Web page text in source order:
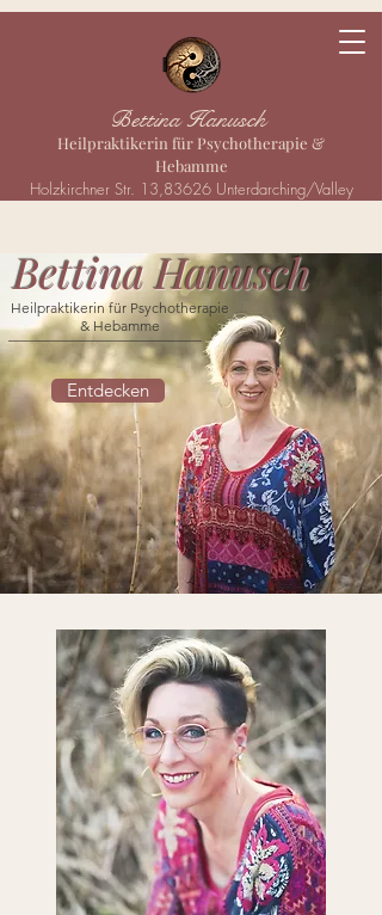
Bettina Hanusch
Heilpraktikerin für Psychotherapie &
Hebamme
Holzkirchner Str. 13,83626 Unterdarching/Valley
Bettina Hanusch
Heilpraktikerin für Psychotherapie
& Hebamme
___________________________
Entdecken